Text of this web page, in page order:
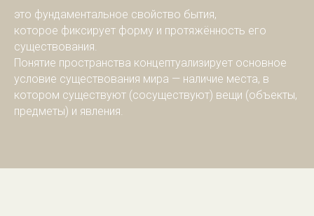
это фундаментальное свойство бытия,
которое фиксирует форму и протяжённость его
существования.
Понятие пространства концептуализирует основное
условие существования мира — наличие места, в
котором существуют (сосуществуют) вещи (объекты,
предметы) и явления.